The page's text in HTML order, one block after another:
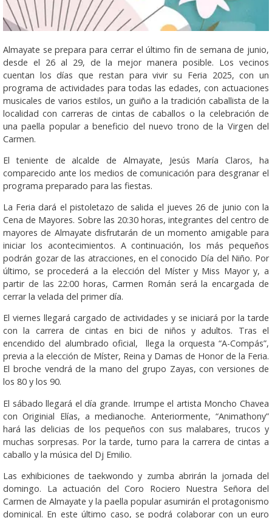
Almayate se prepara para cerrar el último fin de semana de junio,
desde el 26 al 29, de la mejor manera posible. Los vecinos
cuentan los días que restan para vivir su Feria 2025, con un
programa de actividades para todas las edades, con actuaciones
musicales de varios estilos, un guiño a la tradición caballista de la
localidad con carreras de cintas de caballos o la celebración de
una paella popular a beneficio del nuevo trono de la Virgen del
Carmen.
El teniente de alcalde de Almayate, Jesús María Claros, ha
comparecido ante los medios de comunicación para desgranar el
programa preparado para las fiestas.
La Feria dará el pistoletazo de salida el jueves 26 de junio con la
Cena de Mayores. Sobre las 20:30 horas, integrantes del centro de
mayores de Almayate disfrutarán de un momento amigable para
iniciar los acontecimientos. A continuación, los más pequeños
podrán gozar de las atracciones, en el conocido Día del Niño. Por
último, se procederá a la elección del Míster y Miss Mayor y, a
partir de las 22:00 horas, Carmen Román será la encargada de
cerrar la velada del primer día.
El viernes llegará cargado de actividades y se iniciará por la tarde
con la carrera de cintas en bici de niños y adultos. Tras el
encendido del alumbrado oficial,
llega la orquesta “A-Compás”,
previa a la elección de Míster, Reina y Damas de Honor de la Feria.
El broche vendrá de la mano del grupo Zayas, con versiones de
los 80 y los 90.
El sábado llegará el día grande. Irrumpe el artista Moncho Chavea
con Originial Elías, a medianoche. Anteriormente, “Animathony”
hará las delicias de los pequeños con sus malabares, trucos y
muchas sorpresas. Por la tarde, turno para la carrera de cintas a
caballo y la música del Dj Emilio.
Las exhibiciones de taekwondo y zumba abrirán la jornada del
domingo. La actuación del Coro Rociero Nuestra Señora del
Carmen de Almayate y la paella popular asumirán el protagonismo
dominical. En este último caso, se podrá colaborar con un euro